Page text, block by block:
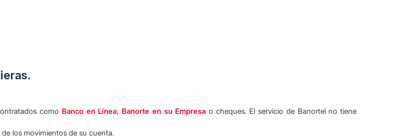
como Banco en Línea, Banorte en su Empresa o cheques. El servicio de Banortel no tiene
los movimientos de su cuenta.